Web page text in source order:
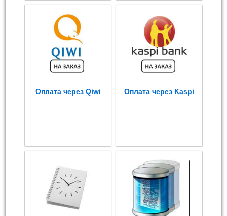
Оплата через Qiwi Оплата через Kaspi